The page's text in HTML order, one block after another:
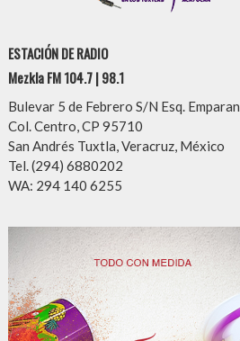
ESTACIÓN DE RADIO
Mezkla FM 104.7 | 98.1
Bulevar 5 de Febrero S/N Esq. Emparan
Col. Centro, CP 95710
San Andrés Tuxtla, Veracruz, México
Tel. (294) 6880202
WA: 294 140 6255